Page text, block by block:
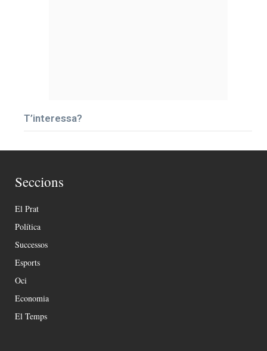
T’interessa?
Seccions
El Prat
Política
Successos
Esports
Oci
Economia
El Temps